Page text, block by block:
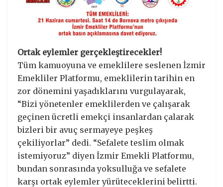
Ortak eylemler gerçekleştirecekler!
Tüm kamuoyuna ve emeklilere seslenen İzmir
Emekliler Platformu, emeklilerin tarihin en
zor dönemini yaşadıklarını vurgulayarak,
“Bizi yönetenler emeklilerden ve çalışarak
geçinen ücretli emekçi insanlardan çalarak
bizleri bir avuç sermayeye peşkeş
çekiliyorlar” dedi. “Sefalete teslim olmak
istemiyoruz” diyen İzmir Emekli Platformu,
bundan sonrasında yoksulluğa ve sefalete
karşı ortak eylemler yürüteceklerini belirtti.